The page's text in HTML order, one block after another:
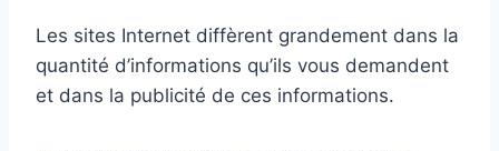
Les sites Internet diffèrent grandement dans la
quantité d’informations qu’ils vous demandent
et dans la publicité de ces informations.